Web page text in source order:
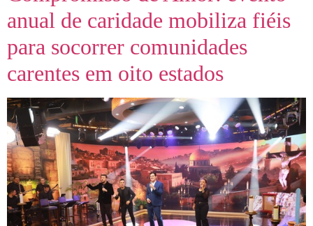
anual de caridade mobiliza fiéis
para socorrer comunidades
carentes em oito estados